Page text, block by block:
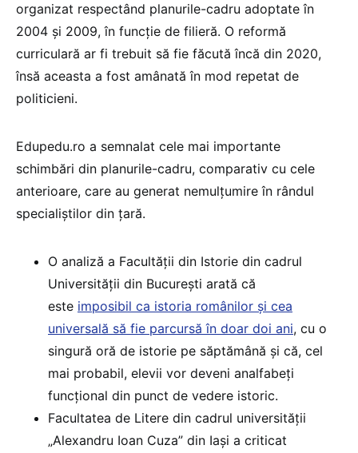
organizat respectând planurile-cadru adoptate în
2004 și 2009, în funcție de filieră. O reformă
curriculară ar fi trebuit să fie făcută încă din 2020,
însă aceasta a fost amânată în mod repetat de
politicieni.
Edupedu.ro a semnalat cele mai importante
schimbări din planurile-cadru, comparativ cu cele
anterioare, care au generat nemulțumire în rândul
specialiștilor din țară.
O analiză a Facultății din Istorie din cadrul
Universității din București arată că
este imposibil ca istoria românilor și cea
universală să fie parcursă în doar doi ani, cu o
singură oră de istorie pe săptămână și că, cel
mai probabil, elevii vor deveni analfabeți
funcțional din punct de vedere istoric.
Facultatea de Litere din cadrul universității
„Alexandru Ioan Cuza” din Iași a criticat